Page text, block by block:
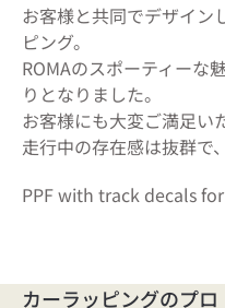
お客様と共同でデザイン
ピング。
ROMAのスポーティーな
りとなりました。
お客様にも大変ご満足い
走行中の存在感は抜群で
PPF with track decals for
カーラッピングのプロ